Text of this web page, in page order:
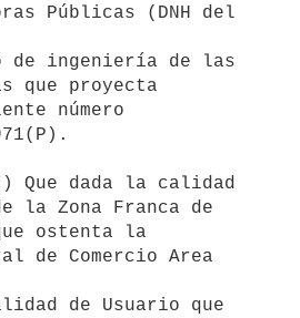
Públicas (DNH del
de ingeniería de las
que proyecta
número
I) Que dada la calidad
la Zona Franca de
ostenta la
de Comercio Area
de Usuario que